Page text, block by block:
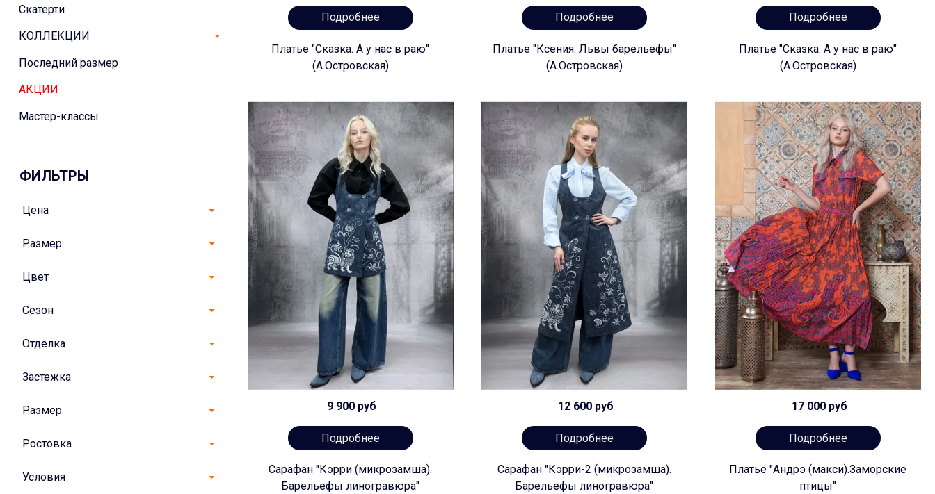
Подробнее
Платье "Сказка. А у нас в раю"
(А.Островская)
Подробнее
Платье "Ксения. Львы барельефы"
(А.Островская)
Подробнее
Платье "Сказка. А у нас в раю"
(А.Островская)
9 900 руб
Подробнее
Сарафан "Кэрри (микрозамша).
Барельефы линогравюра"
12 600 руб
Подробнее
Сарафан "Кэрри-2 (микрозамша).
Барельефы линогравюра"
17 000 руб
Подробнее
Платье "Андрэ (макси).Заморские
птицы"
Скатерти
КОЛЛЕКЦИИ
Последний размер
АКЦИИ
Мастер-классы
ФИЛЬТРЫ
Цена
Размер
Цвет
Сезон
Отделка
Застежка
Размер
Ростовка
Условия